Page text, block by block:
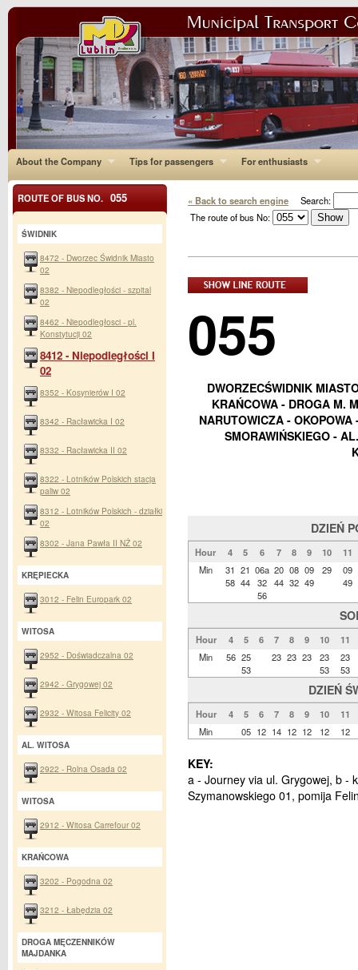
About the Company Tips for passengers For enthusiasts
« Back to search engine Search:
The route of bus No:
055
DWORZECŚWIDNIK
KRAŃCOWA - DROGA M.
NARUTOWICZA -
SMORAWIŃSKIEGO -
DZIEŃ
Hour 4 5 6 7 8 9 10
11
Min
31
58
21
44
06a
32
56
20
44
08
32
09
49
29
09
49
Hour 4 5 6 7 8 9 10
11
Min
56 25
53
23 23 23
23
53
23
53
DZIEŃ
Hour 4 5 6 7 8 9 10
11
Min
05 12 14 12 12 12 12
KEY:
a - Journey via ul. Grygowej, b -
Szymanowskiego 01, pomija
ROUTE OF BUS NO. 055
ŚWIDNIK
8472 - Dworzec Świdnik Miasto
02
8382 - Niepodległości - szpital
02
8462 - Niepodległosci - pl.
Konstytucji 02
8412 - Niepodległości I
02
8352 - Kosynierów I 02
8342 - Racławicka I 02
8332 - Racławicka II 02
8322 - Lotników Polskich stacja
paliw 02
8312 - Lotników Polskich - działki
02
8302 - Jana Pawła II NŻ 02
KRĘPIECKA
3012 - Felin Europark 02
WITOSA
2952 - Doświadczalna 02
2942 - Grygowej 02
2932 - Witosa Felicity 02
AL. WITOSA
2922 - Rolna Osada 02
WITOSA
2912 - Witosa Carrefour 02
KRAŃCOWA
3202 - Pogodna 02
3212 - Łabędzia 02
DROGA MĘCZENNIKÓW
MAJDANKA